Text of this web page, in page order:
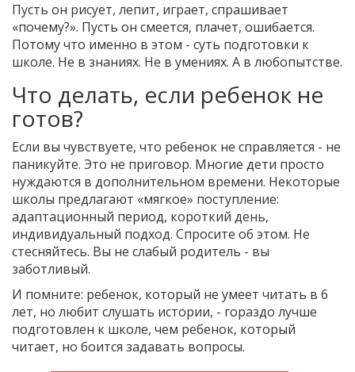
Пусть он рисует, лепит, играет, спрашивает
«почему?». Пусть он смеется, плачет, ошибается.
Потому что именно в этом - суть подготовки к
школе. Не в знаниях. Не в умениях. А в любопытстве.
Что делать, если ребенок не
готов?
Если вы чувствуете, что ребенок не справляется - не
паникуйте. Это не приговор. Многие дети просто
нуждаются в дополнительном времени. Некоторые
школы предлагают «мягкое» поступление:
адаптационный период, короткий день,
индивидуальный подход. Спросите об этом. Не
стесняйтесь. Вы не слабый родитель - вы
заботливый.
И помните: ребенок, который не умеет читать в 6
лет, но любит слушать истории, - гораздо лучше
подготовлен к школе, чем ребенок, который
читает, но боится задавать вопросы.